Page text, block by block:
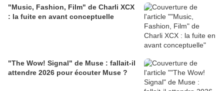
"Music, Fashion, Film" de Charli XCX
: la fuite en avant conceptuelle
"The Wow! Signal" de Muse : fallait-il
attendre 2026 pour écouter Muse ?